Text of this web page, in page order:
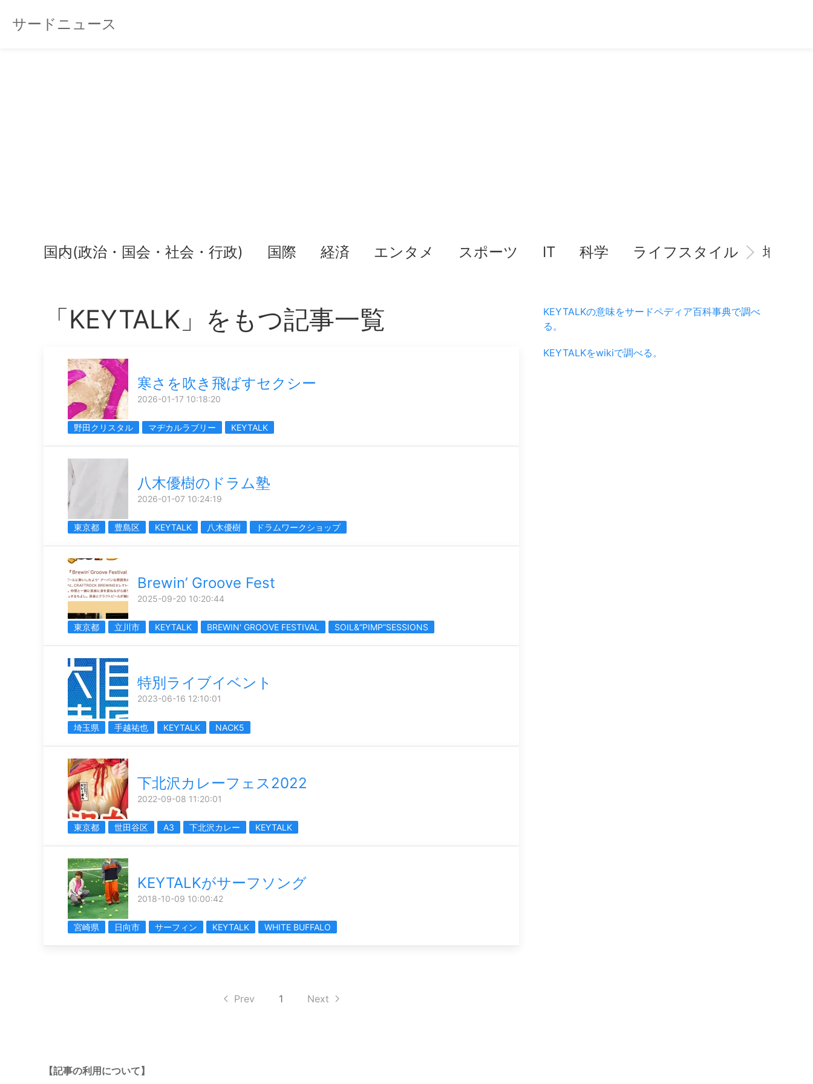
サードニュース
国内(政治・国会・社会・行政) 国際 経済 エンタメ スポーツ IT 科学 ライフスタイル 地域情
「KEYTALK」をもつ記事一覧
寒さを吹き飛ばすセクシー
2026-01-17 10:18:20
野田クリスタル マヂカルラブリー KEYTALK
八木優樹のドラム塾
2026-01-07 10:24:19
東京都 豊島区 KEYTALK 八木優樹 ドラムワークショップ
Brewin’ Groove Fest
2025-09-20 10:20:44
東京都 立川市 KEYTALK BREWIN' GROOVE FESTIVAL SOIL&”PIMP”SESSIONS
特別ライブイベント
2023-06-16 12:10:01
埼玉県 手越祐也 KEYTALK NACK5
下北沢カレーフェス2022
2022-09-08 11:20:01
東京都 世田谷区 A3 下北沢カレー KEYTALK
KEYTALKがサーフソング
2018-10-09 10:00:42
宮崎県 日向市 サーフィン KEYTALK WHITE BUFFALO
Prev 1 Next
KEYTALKの意味をサードペディア百科事典で調べ
る。
KEYTALKをwikiで調べる。
【記事の利用について】